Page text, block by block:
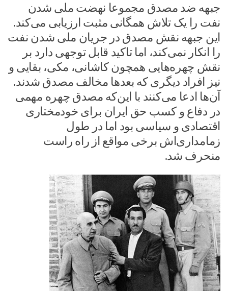
جبهه ضد مصدق مجموعا نهضت ملی شدن
نفت را یک تلاش همگانی مثبت ارزیابی می‌کند.
این جبهه نقش مصدق در جریان ملی شدن نفت
را انکار نمی‌کند، اما تاکید قابل توجهی دارد بر
نقش چهره‌هایی همچون کاشانی، مکی، بقایی و
نیز افراد دیگری که بعدها مخالف مصدق شدند.
آن‌ها ادعا می‌کنند با این‌که مصدق چهره مهمی
در دفاع و کسب حق ایران برای خودمختاری
اقتصادی و سیاسی بود اما در طول
زمامداری‌اش برخی مواقع از راه راست
منحرف شد.